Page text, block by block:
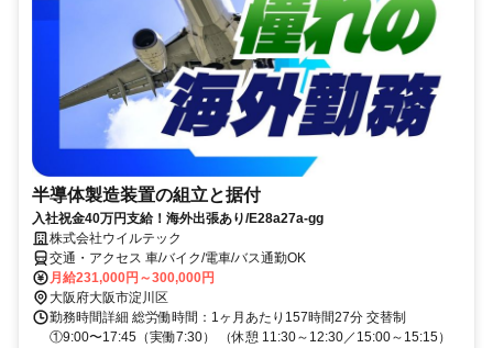
半導体製造装置の組立と据付
入社祝金40万円支給！海外出張あり/E28a27a-gg
株式会社ウイルテック
交通・アクセス 車/バイク/電車/バス通勤OK
月給231,000円～300,000円
大阪府大阪市淀川区
勤務時間詳細 総労働時間：1ヶ月あたり157時間27分 交替制
①9:00〜17:45（実働7:30） （休憩 11:30～12:30／15:00～15:15）